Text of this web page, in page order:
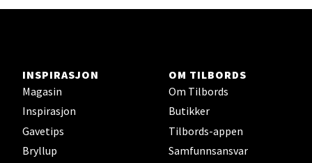
INSPIRASJON
Magasin
Inspirasjon
Gavetips
Bryllup
OM TILBORDS
Om Tilbords
Butikker
Tilbords-appen
Samfunnsansvar
Ski Storsenter, Jernbanesvingen 6, 1400 Ski
Åpent i dag 10-21
0 i butikk